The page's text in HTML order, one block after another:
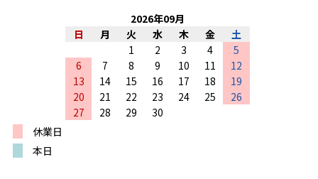
2026年09月
日
月 火 水 木 金
土
1
2 3 4
5
6
7 8 9 10 11
12
13
14 15 16 17 18
19
20
21 22 23 24 25
26
27
28 29
30
休業日
本日